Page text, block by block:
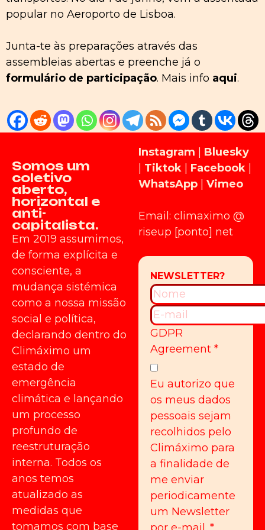
popular no Aeroporto de Lisboa.
Junta-te às preparações através das
assembleias abertas e preenche já o
formulário de participação. Mais info aqui.
Somos um
coletivo
aberto,
horizontal e
anti-
capitalista.
Em 2019 assumimos,
de forma explícita e
consciente, a
mudança sistémica
como a nossa missão
social e política,
declarando dentro do
Climáximo um
estado de
emergência
climática e lançando
um processo
profundo de
reestruturação
interna. Todos os
anos temos
atualizado as
medidas que
tomamos com base
Instagram
Bluesky
Tiktok Facebook
WhatsApp
Vimeo
Email: climaximo @
riseup [ponto] net
GDPR
Agreement *
Eu autorizo que
os meus dados
pessoais sejam
recolhidos pelo
Climáximo para
a finalidade de
me enviar
periodicamente
um Newsletter